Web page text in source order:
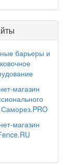
барьеры и
магазин
магазин